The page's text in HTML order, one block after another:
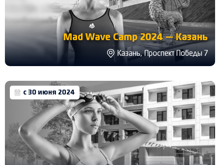
Mad Wave Camp 2024 — Казань
Казань, Проспект Победы 7
с 30 июня 2024